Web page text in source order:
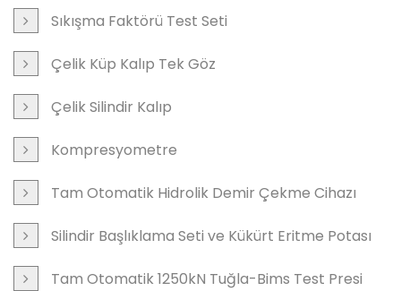
Sıkışma Faktörü Test Seti
Çelik Küp Kalıp Tek Göz
Çelik Silindir Kalıp
Kompresyometre
Tam Otomatik Hidrolik Demir Çekme Cihazı
Silindir Başlıklama Seti ve Kükürt Eritme Potası
Tam Otomatik 1250kN Tuğla-Bims Test Presi